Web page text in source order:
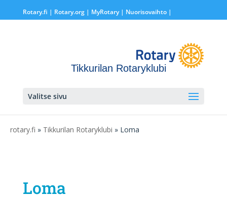
Rotary.fi | Rotary.org| MyRotary | Nuorisovaihto|
Tikkurilan Rotaryklubi
Valitse sivu
rotary.fi » Tikkurilan Rotaryklubi » Loma
Loma